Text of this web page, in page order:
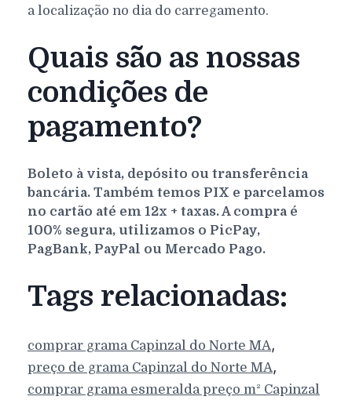
a localização no dia do carregamento.
Quais são as nossas
condições de
pagamento?
Boleto à vista, depósito ou transferência
bancária. Também temos PIX e parcelamos
no cartão até em 12x + taxas. A compra é
100% segura, utilizamos o PicPay,
PagBank, PayPal ou Mercado Pago.
Tags relacionadas:
comprar grama Capinzal do Norte MA,
preço de grama Capinzal do Norte MA,
comprar grama esmeralda preço m² Capinzal